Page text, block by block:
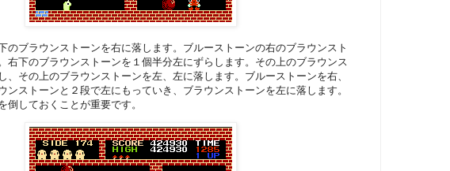
のブラウンストーンを右に落します。ブルーストーンの右のブラウンスト
右下のブラウンストーンを１個半分左にずらします。その上のブラウンス
、その上のブラウンストーンを左、左に落します。ブルーストーンを右、
ンストーンと２段で左にもっていき、ブラウンストーンを左に落します。
倒しておくことが重要です。